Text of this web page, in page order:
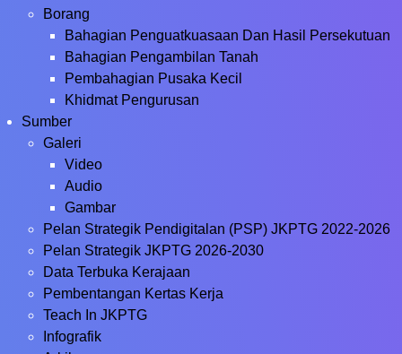
Borang
Bahagian Penguatkuasaan Dan Hasil Persekutuan
Bahagian Pengambilan Tanah
Pembahagian Pusaka Kecil
Khidmat Pengurusan
Sumber
Galeri
Video
Audio
Gambar
Pelan Strategik Pendigitalan (PSP) JKPTG 2022-2026
Pelan Strategik JKPTG 2026-2030
Data Terbuka Kerajaan
Pembentangan Kertas Kerja
Teach In JKPTG
Infografik